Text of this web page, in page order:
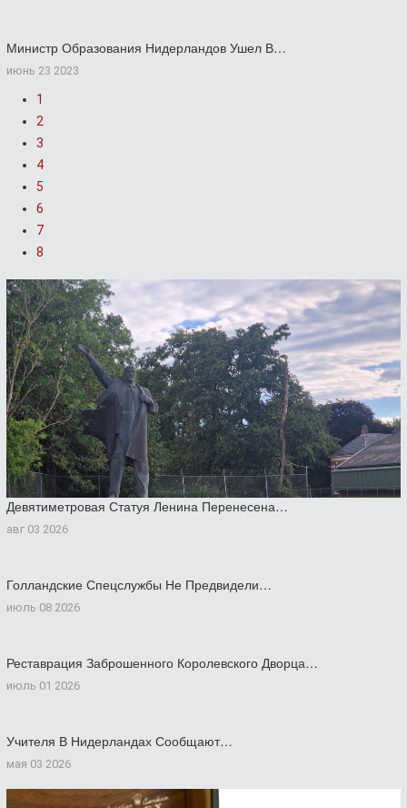
Министр Образования Нидерландов Ушел В…
июнь 23 2023
1
2
3
4
5
6
7
8
Девятиметровая Статуя Ленина Перенесена…
авг 03 2026
Голландские Спецслужбы Не Предвидели…
июль 08 2026
Реставрация Заброшенного Королевского Дворца…
июль 01 2026
Учителя В Нидерландах Сообщают…
мая 03 2026